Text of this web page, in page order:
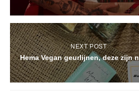
NEXT POST
Hema Vegan geurlijnen, deze zijn